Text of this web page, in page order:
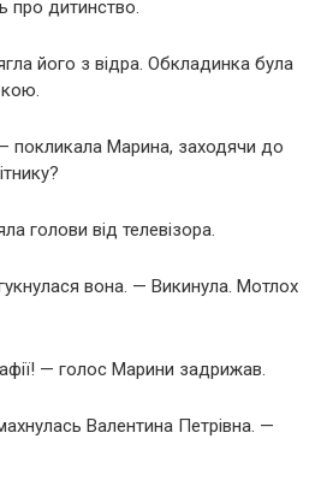
про дитинство.
його з відра. Обкладинка була
покликала Марина, заходячи до
голови від телевізора.
вона. — Викинула. Мотлох
— голос Марини задрижав.
Валентина Петрівна. —